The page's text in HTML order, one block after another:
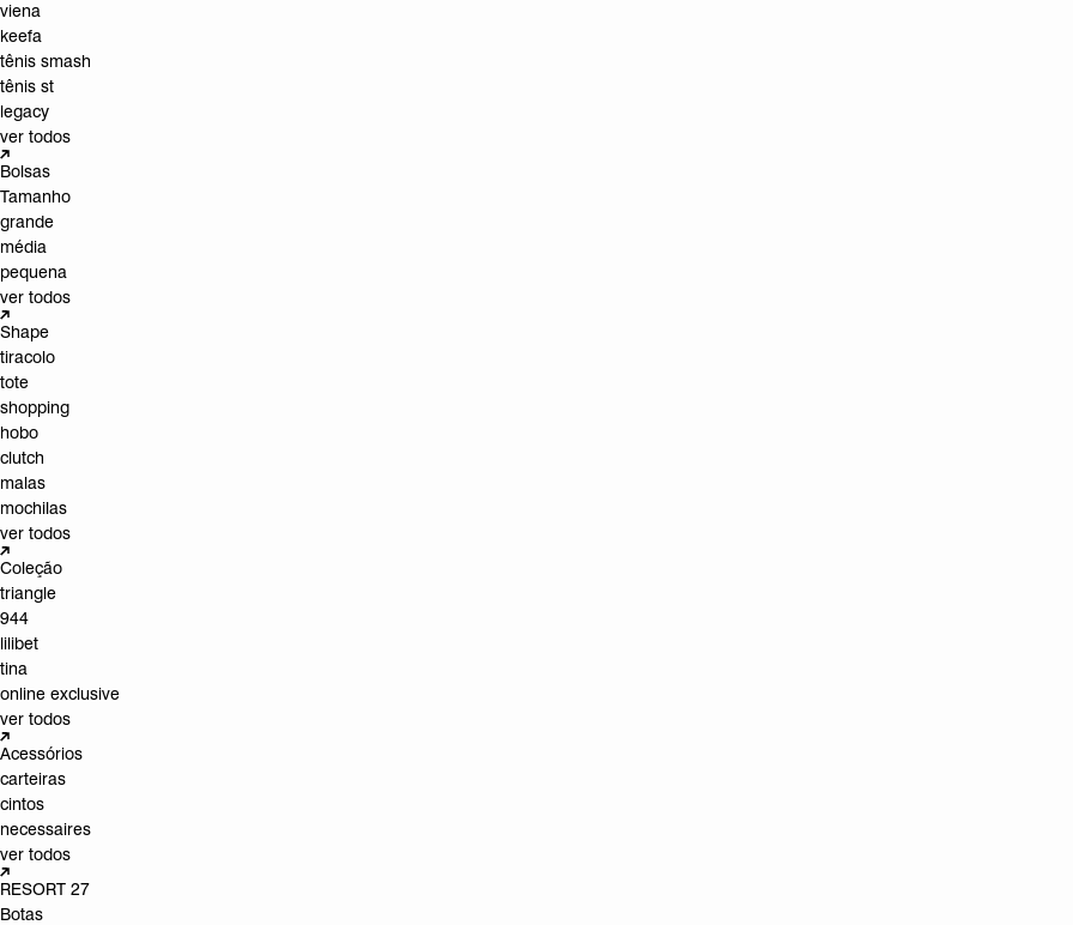
viena
keefa
tênis smash
tênis st
legacy
ver todos
Bolsas
Tamanho
grande
média
pequena
ver todos
Shape
tiracolo
tote
shopping
hobo
clutch
malas
mochilas
ver todos
Coleção
triangle
944
lilibet
tina
online exclusive
ver todos
Acessórios
carteiras
cintos
necessaires
ver todos
RESORT 27
Botas